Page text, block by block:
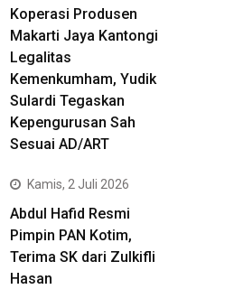
Koperasi Produsen
Makarti Jaya Kantongi
Legalitas
Kemenkumham, Yudik
Sulardi Tegaskan
Kepengurusan Sah
Sesuai AD/ART
Kamis, 2 Juli 2026
Abdul Hafid Resmi
Pimpin PAN Kotim,
Terima SK dari Zulkifli
Hasan